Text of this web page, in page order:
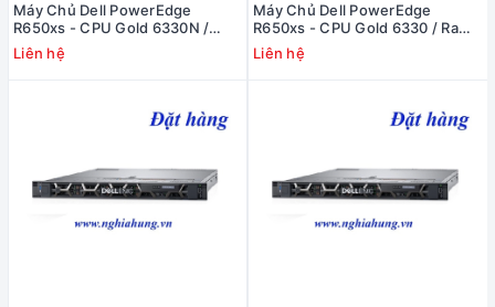
Máy Chủ Dell PowerEdge
R650xs - CPU Gold 6330N /
Ram 16GB / Raid H345 / 2x PS
Liên hệ
Máy Chủ Dell PowerEdge
R650xs - CPU Gold 6330 / Ram
16GB / Raid H345 / 2x PS
Liên hệ